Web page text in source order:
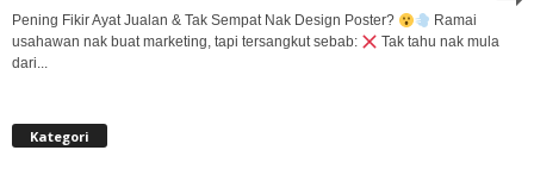
Pening Fikir Ayat Jualan & Tak Sempat Nak Design Poster?
Ramai
usahawan nak buat marketing, tapi tersangkut sebab:
Tak tahu nak mula
dari...
Kategori